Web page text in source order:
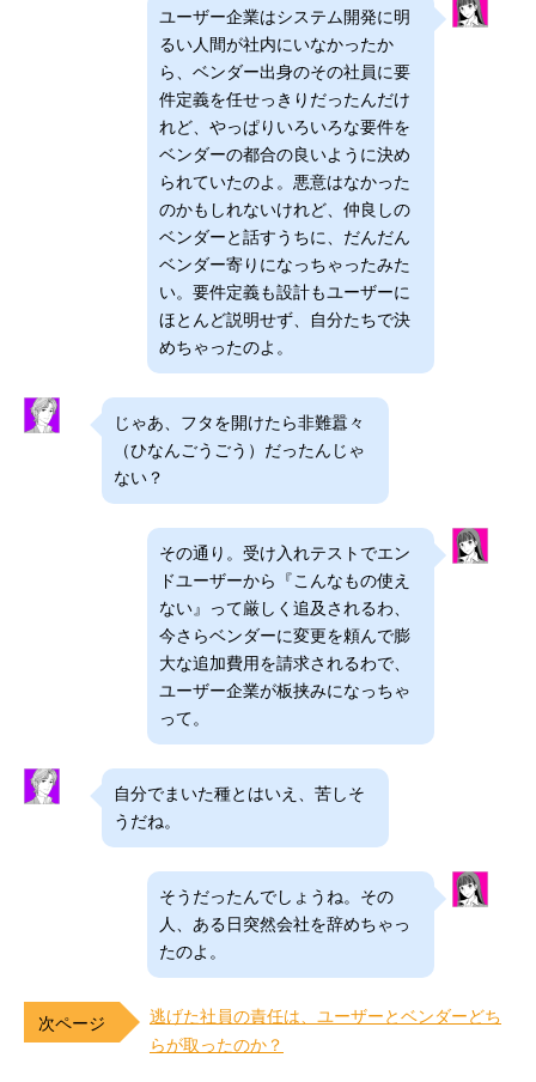
ユーザー企業はシステム開発に明
るい人間が社内にいなかったか
ら、ベンダー出身のその社員に要
件定義を任せっきりだったんだけ
れど、やっぱりいろいろな要件を
ベンダーの都合の良いように決め
られていたのよ。悪意はなかった
のかもしれないけれど、仲良しの
ベンダーと話すうちに、だんだん
ベンダー寄りになっちゃったみた
い。要件定義も設計もユーザーに
ほとんど説明せず、自分たちで決
めちゃったのよ。
じゃあ、フタを開けたら非難囂々
（ひなんごうごう）だったんじゃ
ない？
その通り。受け入れテストでエン
ドユーザーから『こんなもの使え
ない』って厳しく追及されるわ、
今さらベンダーに変更を頼んで膨
大な追加費用を請求されるわで、
ユーザー企業が板挟みになっちゃ
って。
自分でまいた種とはいえ、苦しそ
うだね。
そうだったんでしょうね。その
人、ある日突然会社を辞めちゃっ
たのよ。
逃げた社員の責任は、ユーザーとベンダーどち
らが取ったのか？